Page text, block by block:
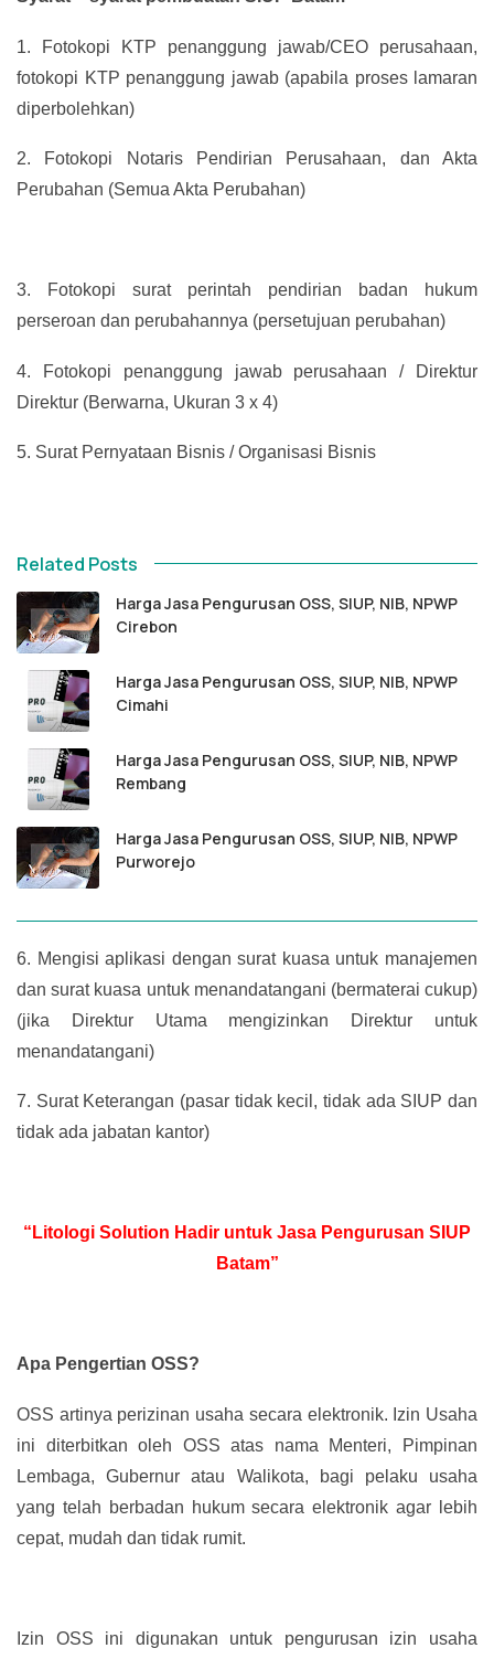
1.
Fotokopi KTP penanggung jawab/CEO perusahaan,
fotokopi KTP penanggung jawab (apabila proses lamaran
diperbolehkan)
2.
Fotokopi Notaris Pendirian Perusahaan, dan Akta
Perubahan (Semua Akta Perubahan)
3.
Fotokopi surat perintah pendirian badan hukum
perseroan dan perubahannya (persetujuan perubahan)
4.
Fotokopi penanggung jawab perusahaan / Direktur
Direktur (Berwarna, Ukuran 3 x 4)
5. Surat Pernyataan Bisnis / Organisasi Bisnis
Related Posts
Harga Jasa Pengurusan OSS, SIUP, NIB, NPWP
Cirebon
Harga Jasa Pengurusan OSS, SIUP, NIB, NPWP
Cimahi
Harga Jasa Pengurusan OSS, SIUP, NIB, NPWP
Rembang
Harga Jasa Pengurusan OSS, SIUP, NIB, NPWP
Purworejo
6. Mengisi aplikasi dengan surat kuasa untuk manajemen
dan surat kuasa untuk menandatangani (bermaterai cukup)
(jika Direktur Utama mengizinkan Direktur untuk
menandatangani)
7. Surat Keterangan (pasar tidak kecil, tidak ada SIUP dan
tidak ada jabatan kantor)
“Litologi Solution Hadir untuk Jasa Pengurusan SIUP
Batam”
Apa Pengertian OSS?
OSS artinya perizinan usaha secara elektronik. Izin Usaha
ini diterbitkan oleh OSS atas nama Menteri, Pimpinan
Lembaga, Gubernur atau Walikota, bagi pelaku usaha
yang telah berbadan hukum secara elektronik agar lebih
cepat, mudah dan tidak rumit.
Izin OSS ini digunakan untuk pengurusan izin usaha